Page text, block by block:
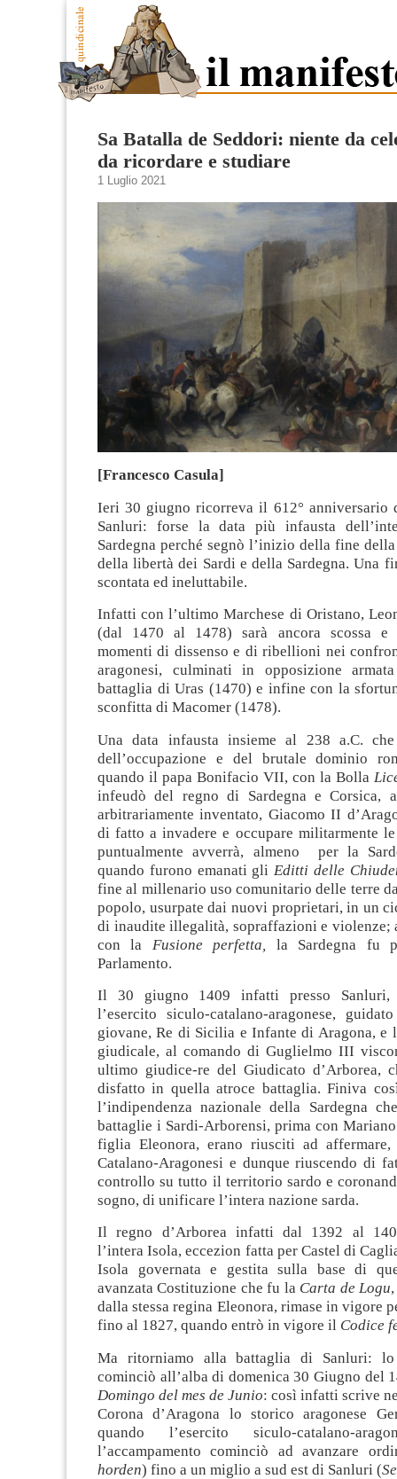
Sa Batalla de Seddori: niente da
da ricordare e studiare
1 Luglio 2021
[Francesco Casula]
Ieri 30 giugno ricorreva il 612°
Sanluri: forse la data più infausta
Sardegna perché segnò l’inizio della fine
della libertà dei Sardi e della Sardegna. Una
scontata ed ineluttabile.
Infatti con l’ultimo Marchese di Oristano,
(dal 1470 al 1478) sarà ancora scossa e
momenti di dissenso e di ribellioni nei
aragonesi, culminati in opposizione
battaglia di Uras (1470) e infine con la
sconfitta di Macomer (1478).
Una data infausta insieme al 238 a.C.
dell’occupazione e del brutale dominio
quando il papa Bonifacio VII, con la Bolla
infeudò del regno di Sardegna e Corsica,
arbitrariamente inventato, Giacomo II
di fatto a invadere e occupare militarmente
puntualmente avverrà, almeno per la
quando furono emanati gli Editti delle
fine al millenario uso comunitario delle terre
popolo, usurpate dai nuovi proprietari, in un
di inaudite illegalità, sopraffazioni e violenze;
con la Fusione perfetta, la Sardegna fu
Parlamento.
Il 30 giugno 1409 infatti presso Sanluri,
l’esercito siculo-catalano-aragonese,
giovane, Re di Sicilia e Infante di Aragona, e
giudicale, al comando di Guglielmo III
ultimo giudice-re del Giudicato d’Arborea,
disfatto in quella atroce battaglia. Finiva
l’indipendenza nazionale della Sardegna
battaglie i Sardi-Arborensi, prima con
figlia Eleonora, erano riusciti ad affermare,
Catalano-Aragonesi e dunque riuscendo di
controllo su tutto il territorio sardo e
sogno, di unificare l’intera nazione sarda.
Il regno d’Arborea infatti dal 1392 al
l’intera Isola, eccezion fatta per Castel di
Isola governata e gestita sulla base di
avanzata Costituzione che fu la Carta de Logu
dalla stessa regina Eleonora, rimase in vigore
fino al 1827, quando entrò in vigore il Codice
Ma ritorniamo alla battaglia di Sanluri:
cominciò all’alba di domenica 30 Giugno del
Domingo del mes de Junio: così infatti scrive
Corona d’Aragona lo storico aragonese
quando l’esercito siculo-catalano-
l’accampamento cominciò ad avanzare
horden) fino a un miglio a sud est di Sanluri (